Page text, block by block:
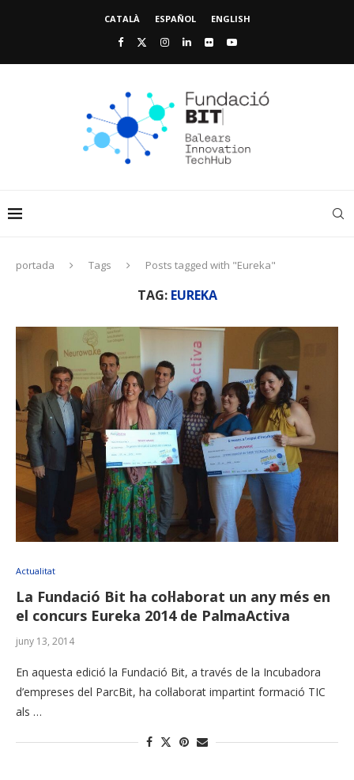
CATALÀ ESPAÑOL ENGLISH
portada Tags Posts tagged with "Eureka"
TAG: EUREKA
Actualitat
La Fundació Bit ha col·laborat un any més en
el concurs Eureka 2014 de PalmaActiva
juny 13, 2014
En aquesta edició la Fundació Bit, a través de la Incubadora
d’empreses del ParcBit, ha col·laborat impartint formació TIC
als …